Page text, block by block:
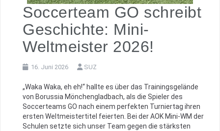
Soccerteam GO schreibt
Geschichte: Mini-
Weltmeister 2026!
16. Juni 2026 SUZ
„Waka Waka, eh eh!“ hallte es über das Trainingsgelände
von Borussia Mönchengladbach, als die Spieler des
Soccerteams GO nach einem perfekten Turniertag ihren
ersten Weltmeistertitel feierten. Bei der AOK Mini-WM der
Schulen setzte sich unser Team gegen die stärksten